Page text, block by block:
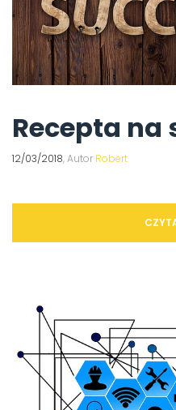
Recepta na
12/03/2018, Autor Robert